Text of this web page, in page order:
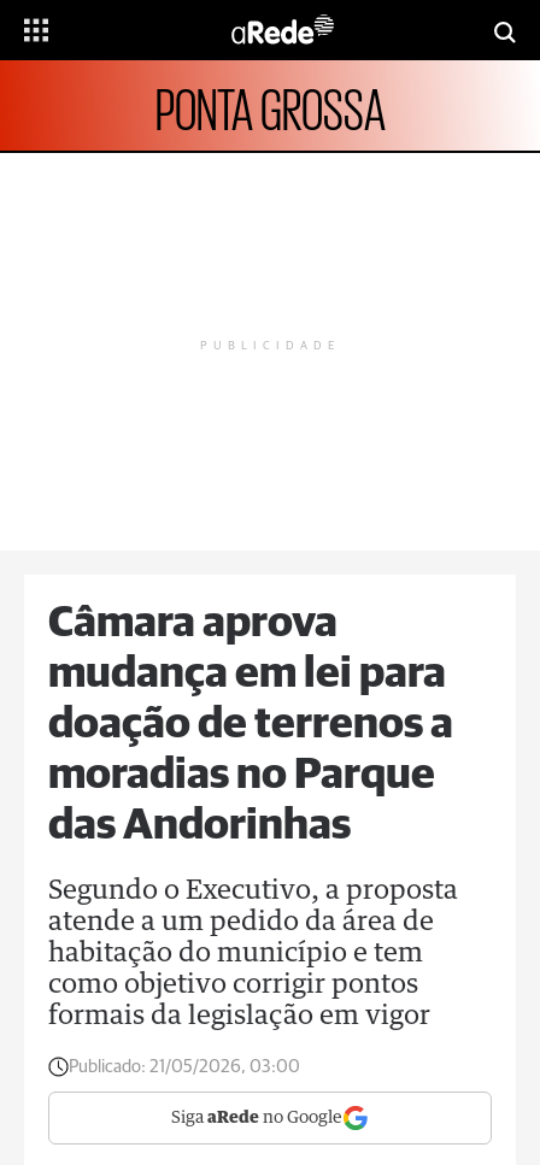
PONTA GROSSA
PUBLICIDADE
Câmara aprova
mudança em lei para
doação de terrenos a
moradias no Parque
das Andorinhas
Segundo o Executivo, a proposta
atende a um pedido da área de
habitação do município e tem
como objetivo corrigir pontos
formais da legislação em vigor
Publicado: 21/05/2026, 03:00
Siga aRede no Google